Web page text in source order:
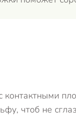
контактными
чтоб не